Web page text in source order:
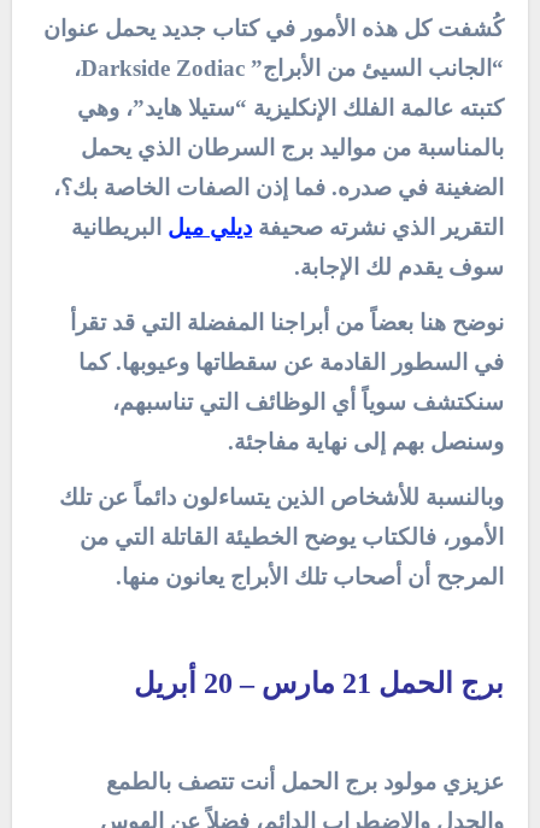
كُشفت كل هذه الأمور في كتاب جديد يحمل عنوان
“الجانب السيئ من الأبراج” Darkside Zodiac،
كتبته عالمة الفلك الإنكليزية “ستيلا هايد”، وهي
بالمناسبة من مواليد برج السرطان الذي يحمل
الضغينة في صدره. فما إذن الصفات الخاصة بك؟،
التقرير الذي نشرته صحيفة ديلي ميل البريطانية
سوف يقدم لك الإجابة.
نوضح هنا بعضاً من أبراجنا المفضلة التي قد تقرأ
في السطور القادمة عن سقطاتها وعيوبها. كما
سنكتشف سوياً أي الوظائف التي تناسبهم،
وسنصل بهم إلى نهاية مفاجئة.
وبالنسبة للأشخاص الذين يتساءلون دائماً عن تلك
الأمور، فالكتاب يوضح الخطيئة القاتلة التي من
المرجح أن أصحاب تلك الأبراج يعانون منها.
برج الحمل 21 مارس – 20 أبريل
عزيزي مولود برج الحمل أنت تتصف بالطمع
والجدل والاضطراب الدائم، فضلاً عن الهوس